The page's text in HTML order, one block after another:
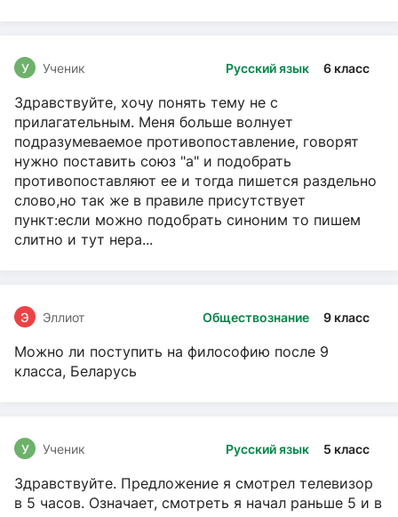
Русский язык 6 класс
У Ученик
Здравствуйте, хочу понять тему не с
прилагательным. Меня больше волнует
подразумеваемое противопоставление, говорят
нужно поставить союз "а" и подобрать
противопоставляют ее и тогда пишется раздельно
слово,но так же в правиле присутствует
пункт:если можно подобрать синоним то пишем
слитно и тут нера...
Обществознание 9 класс
Э Эллиот
Можно ли поступить на философию после 9
класса, Беларусь
Русский язык 5 класс
У Ученик
Здравствуйте. Предложение я смотрел телевизор
в 5 часов. Означает, смотреть я начал раньше 5 и в